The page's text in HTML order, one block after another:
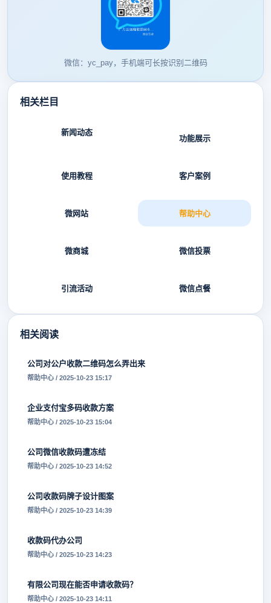
微信：yc_pay，手机端可长按识别二维码
相关栏目
新闻动态
功能展示
使用教程 客户案例
微网站 帮助中心
微商城 微信投票
引流活动 微信点餐
相关阅读
公司对公户收款二维码怎么弄出来
帮助中心 / 2025-10-23 15:17
企业支付宝多码收款方案
帮助中心 / 2025-10-23 15:04
公司微信收款码遭冻结
帮助中心 / 2025-10-23 14:52
公司收款码牌子设计图案
帮助中心 / 2025-10-23 14:39
收款码代办公司
帮助中心 / 2025-10-23 14:23
有限公司现在能否申请收款码？
帮助中心 / 2025-10-23 14:11